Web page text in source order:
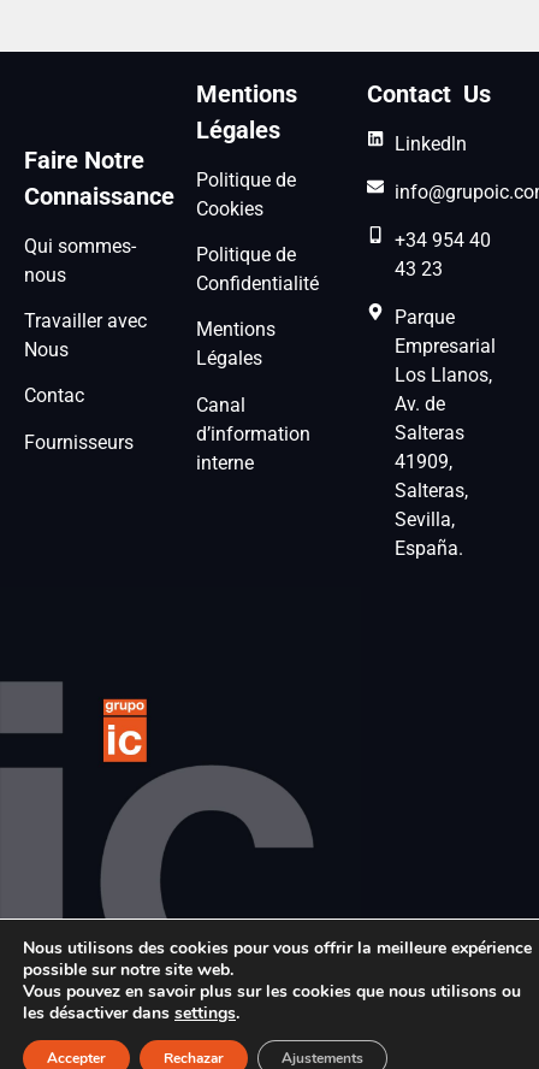
Faire Notre
Connaissance
Qui sommes-
nous
Travailler avec
Nous
Contac
Fournisseurs
Mentions
Légales
Politique de
Cookies
Politique de
Confidentialité
Mentions
Légales
Canal
d’information
interne
Contact Us
Linkedln
+34 954 40
43 23
Parque
Empresarial
Los Llanos,
Av. de
Salteras
41909,
Salteras,
Sevilla,
España.
© 2024 Grupo IC. All rights reserved
Nous utilisons des cookies pour vous offrir la meilleure expérience
possible sur notre site web.
Vous pouvez en savoir plus sur les cookies que nous utilisons ou
les désactiver dans settings.
Accepter Rechazar Ajustements